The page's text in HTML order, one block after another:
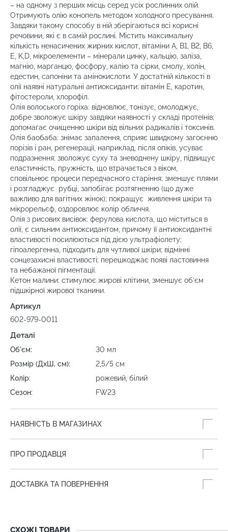
– на одному з перших місць серед усіх рослинних олій.
Отримують олію конопель методом холодного пресування.
Завдяки такому способу в ній зберігаються всі корисні
речовини, які є в самій рослині. Містить максимальну
кількість ненасичених жирних кислот, вітаміни А, В1, В2, В6,
E, K,D, мікроелементи – мінерали цинку, кальцію, заліза,
магнію, марганцю, фосфору, калію та сірки, смолу, холін,
едестин, сапоніни та амінокислоти. У достатній кількості в
олії наявні натуральні антиоксиданти: вітамін Е, каротин,
фітостероли, хлорофіл.
Олія волоського горіха: відновлює, тонізує, омолоджує,
добре зволожує шкіру завдяки наявності у складі протеїнів;
допомагає очищенню шкіри від вільних радикалів і токсинів.
Олія баобаба: знімає запалення, сприяє швидкому загоєнню
порізів і ран, регенерації, наприклад, після опіків, усуває
подразнення; зволожує суху та зневоднену шкіру, підвищує
еластичність, пружність, що втрачається з віком,
сповільнює процеси передчасного старіння; зменшує плями
і розгладжує рубці, запобігає розтягненню (що дуже
важливо для вагітних жінок); покращує живлення шкіри та
мікрорельєф, оздоровлює колір обличчя.
Олія з рисових висівок: ферулова кислота, що міститься в
олії, є сильним антиоксидантом, причому її антиоксидантні
властивості посилюються під дією ультрафіолету;
гіпоалергенна, підходить для чутливої шкіри; відмінні
сонцезахисні властивості; перешкоджає появі ластовиння
та небажаної пігментації.
Кетон малини: стимулює жирові клітини, зменшує об’єм
підшкірної жирової тканини.
Артикул
602-979-0011
Деталі
Об'єм:
30 мл
Розмір (ДхШ, см):
2,5/5 см
Колір:
рожевий, білий
Сезон:
FW23
НАЯВНІСТЬ В МАГАЗИНАХ
ПРО ПРОДАВЦЯ
ДОСТАВКА ТА ПОВЕРНЕННЯ